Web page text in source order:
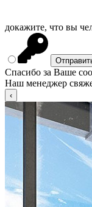
докажите, что вы
Спасибо за Ваше
Наш менеджер